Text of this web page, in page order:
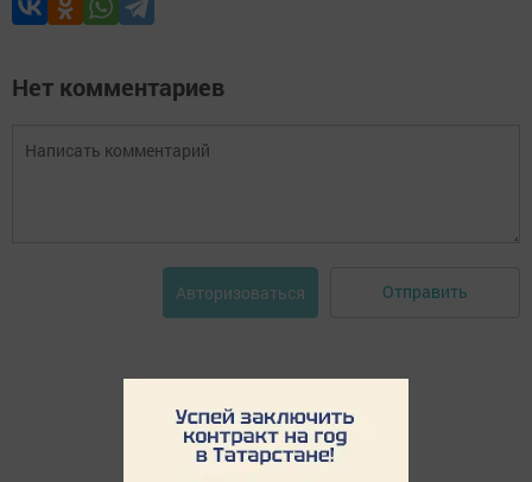
Нет комментариев
Авторизоваться Отправить